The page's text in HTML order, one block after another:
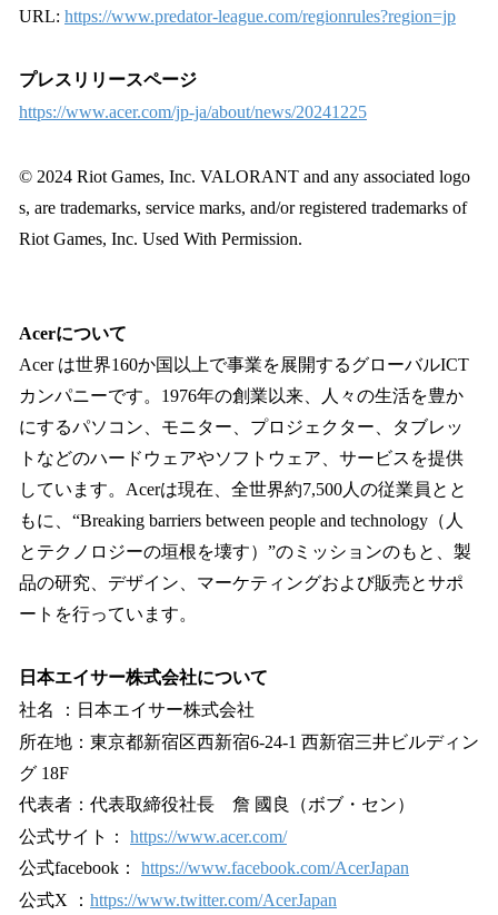
URL: https://www.predator-league.com/regionrules?region=jp
プレスリリースページ
https://www.acer.com/jp-ja/about/news/20241225
© 2024 Riot Games, Inc. VALORANT and any associated logo
s, are trademarks, service marks, and/or registered trademarks of
Riot Games, Inc. Used With Permission.
Acerについて
Acer は世界160か国以上で事業を展開するグローバルICT
カンパニーです。1976年の創業以来、人々の生活を豊か
にするパソコン、モニター、プロジェクター、タブレッ
トなどのハードウェアやソフトウェア、サービスを提供
しています。Acerは現在、全世界約7,500人の従業員とと
もに、“Breaking barriers between people and technology（人
とテクノロジーの垣根を壊す）”のミッションのもと、製
品の研究、デザイン、マーケティングおよび販売とサポ
ートを行っています。
日本エイサー株式会社について
社名 ：日本エイサー株式会社
所在地：東京都新宿区西新宿6-24-1 西新宿三井ビルディン
グ 18F
代表者：代表取締役社長 詹 國良（ボブ・セン）
公式サイト： https://www.acer.com/
公式facebook： https://www.facebook.com/AcerJapan
公式X ： https://www.twitter.com/AcerJapan